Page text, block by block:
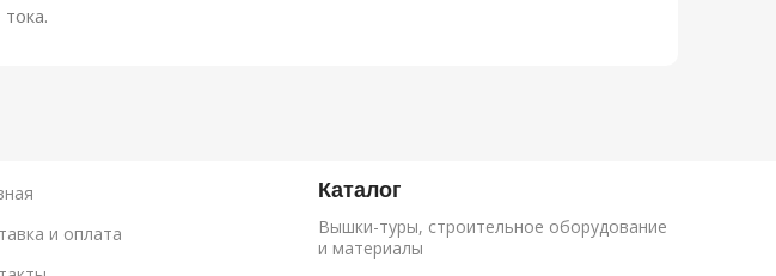
и оплата
Каталог
Вышки-туры, строительное оборудование
и материалы